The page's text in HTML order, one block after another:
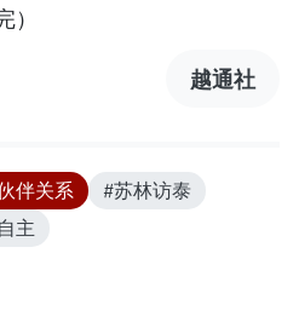
越通社
伴关系
#苏林访泰
主